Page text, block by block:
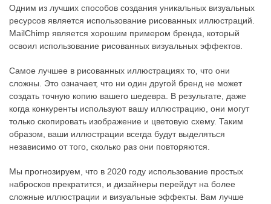
Одним из лучших способов создания уникальных визуальных
ресурсов является использование рисованных иллюстраций.
MailChimp является хорошим примером бренда, который
освоил использование рисованных визуальных эффектов.
Самое лучшее в рисованных иллюстрациях то, что они
сложны. Это означает, что ни один другой бренд не может
создать точную копию вашего шедевра. В результате, даже
когда конкуренты используют вашу иллюстрацию, они могут
только скопировать изображение и цветовую схему. Таким
образом, ваши иллюстрации всегда будут выделяться
независимо от того, сколько раз они повторяются.
Мы прогнозируем, что в 2020 году использование простых
набросков прекратится, и дизайнеры перейдут на более
сложные иллюстрации и визуальные эффекты. Вам лучше